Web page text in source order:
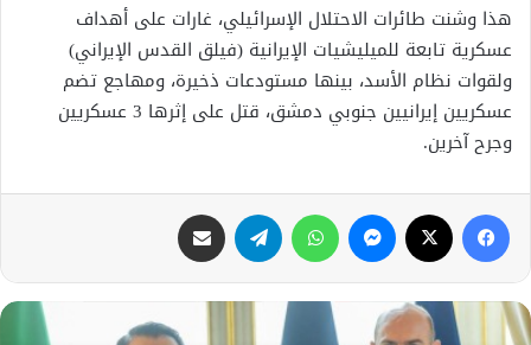
هذا وشنت طائرات الاحتلال الإسرائيلي، غارات على أهداف
عسكرية تابعة للميليشيات الإيرانية (فيلق القدس الإيراني)
ولقوات نظام الأسد، بينها مستودعات ذخيرة، ومهاجع تضم
عسكريين إيرانيين جنوبي دمشق، قتل على إثرها 3 عسكريين
وجرح آخرين.
فيسبوك ماسنجر واتساب تيلقرام